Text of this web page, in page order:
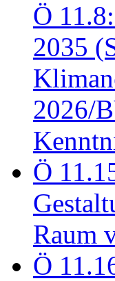
Ö
2035
2026/
Ö
Raum
Ö